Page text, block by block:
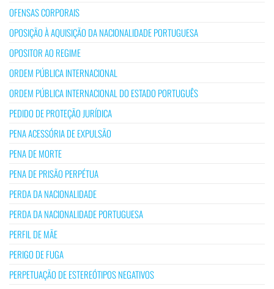
OFENSAS CORPORAIS
OPOSIÇÃO À AQUISIÇÃO DA NACIONALIDADE PORTUGUESA
OPOSITOR AO REGIME
ORDEM PÚBLICA INTERNACIONAL
ORDEM PÚBLICA INTERNACIONAL DO ESTADO PORTUGUÊS
PEDIDO DE PROTEÇÃO JURÍDICA
PENA ACESSÓRIA DE EXPULSÃO
PENA DE MORTE
PENA DE PRISÃO PERPÉTUA
PERDA DA NACIONALIDADE
PERDA DA NACIONALIDADE PORTUGUESA
PERFIL DE MÃE
PERIGO DE FUGA
PERPETUAÇÃO DE ESTEREÓTIPOS NEGATIVOS